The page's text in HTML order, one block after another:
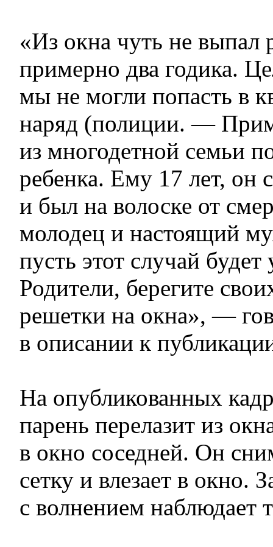
«Из окна чуть не выпал
примерно два годика.
мы не могли попасть в
наряд (полиции. —
из многодетной семьи
ребенка. Ему 17 лет, он
и был на волоске от
молодец и настоящий
пусть этот случай
Родители, берегите
решетки на окна», —
в описании к
На опубликованных
парень перелазит из
в окно соседней. Он
сетку и влезает в окно.
с волнением наблюдает